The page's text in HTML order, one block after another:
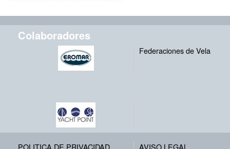
Colaboradores
Federaciones de Vela
POLITICA DE PRIVACIDAD AVISO LEGAL